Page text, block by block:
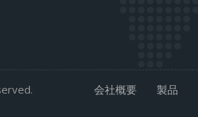
会社概要 製品